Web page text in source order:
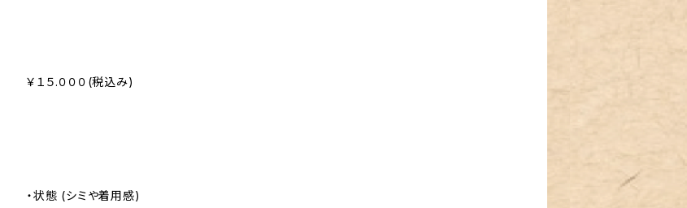
￥１５.０００(税込み)
・状態 (シミや着用感)